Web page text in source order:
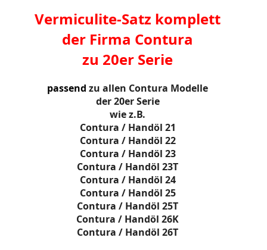
Vermiculite-Satz komplett
der Firma Contura
zu 20er Serie
passend zu allen Contura Modelle
der 20er Serie
wie z.B.
Contura / Handöl 21
Contura / Handöl 22
Contura / Handöl 23
Contura / Handöl 23T
Contura / Handöl 24
Contura / Handöl 25
Contura / Handöl 25T
Contura / Handöl 26K
Contura / Handöl 26T